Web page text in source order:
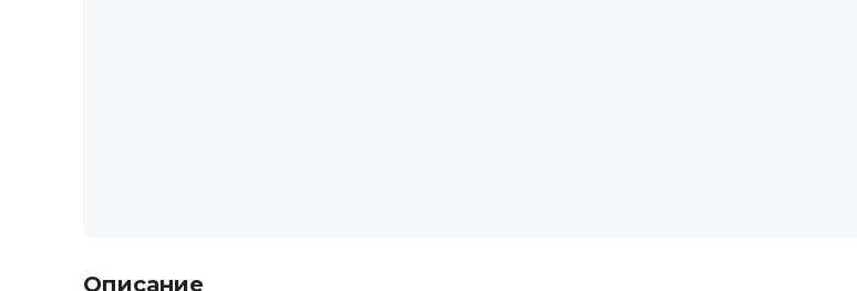
Описание